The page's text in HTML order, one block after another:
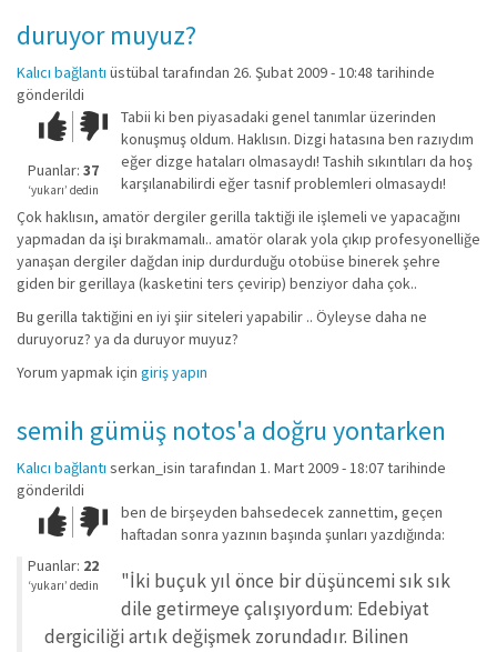
duruyor muyuz?
Kalıcı bağlantı üstübaltarafından 26. Şubat 2009 - 10:48 tarihinde
gönderildi
Çok iyi!O
kadar
iyi
değil!
Puanlar: 37
‘yukarı’ dedin
Tabii ki ben piyasadaki genel tanımlar üzerinden
konuşmuş oldum. Haklısın. Dizgi hatasına ben razıydım
eğer dizge hataları olmasaydı! Tashih sıkıntıları da hoş
karşılanabilirdi eğer tasnif problemleri olmasaydı!
Çok haklısın, amatör dergiler gerilla taktiği ile işlemeli ve yapacağını
yapmadan da işi bırakmamalı.. amatör olarak yola çıkıp profesyonelliğe
yanaşan dergiler dağdan inip durdurduğu otobüse binerek şehre
giden bir gerillaya (kasketini ters çevirip) benziyor daha çok..
Bu gerilla taktiğini en iyi şiir siteleri yapabilir .. Öyleyse daha ne
duruyoruz? ya da duruyor muyuz?
Yorum yapmak için giriş yapın
semih gümüş notos'a doğru yontarken
Kalıcı bağlantı serkan_isin tarafından 1. Mart 2009 - 18:07 tarihinde
gönderildi
Çok iyi!O
kadar
iyi
değil!
Puanlar: 22
‘yukarı’ dedin
ben de birşeyden bahsedecek zannettim, geçen
haftadan sonra yazının başında şunları yazdığında:
"İki buçuk yıl önce bir düşüncemi sık sık
dile getirmeye çalışıyordum: Edebiyat
dergiciliği artık değişmek zorundadır. Bilinen